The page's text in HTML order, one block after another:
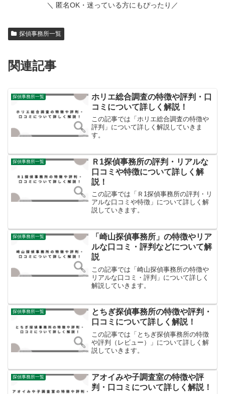
＼ 匿名OK・迷っている方にもぴったり／
探偵事務所一覧
関連記事
探偵事務所一覧
ホリエ総合調査の特徴や評判・口
コミについて詳しく解説！
この記事では「ホリエ総合調査の特徴や
評判」について詳しく解説していきま
す。
探偵事務所一覧
Ｒ1探偵事務所の評判・リアルな
口コミや特徴について詳しく解
説！
この記事では「Ｒ1探偵事務所の評判・リ
アルな口コミや特徴」について詳しく解
説していきます。
探偵事務所一覧
「崎山探偵事務所」の特徴やリア
ルな口コミ・評判などについて解
説
この記事では「崎山探偵事務所の特徴や
リアルな口コミ・評判」について詳しく
解説していきます。
探偵事務所一覧
とちぎ探偵事務所の特徴や評判・
口コミについて詳しく解説！
この記事では「とちぎ探偵事務所の特徴
や評判（レビュー）」について詳しく解
説していきます。
探偵事務所一覧
アオイみや子調査室の特徴や評
判・口コミについて詳しく解説！